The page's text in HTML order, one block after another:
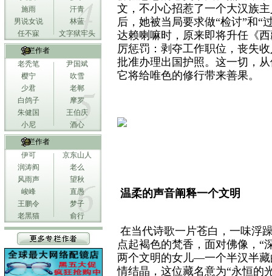
施雨
汗青
男说女说
林蓝
任不寐
文字狱牢头
专栏作者
老秃笔
尹国斌
樱宁
吹雪
少君
老郸
白鸽子
摩罗
朱健国
王伯庆
小尼
酒心
专栏作者
伊可
京东山人
润涛阎
老么
风雨声
望秋
峻峰
直愚
王鹏令
梦子
老黑猫
俞行
文，不小心招惹了一个大汉族
后，她被当局要求做“检讨”和“
达赖喇嘛时，原来即将升任《
厉惩罚：剥夺工作职位，丧失
批准办理出国护照。这一切，
它将给唯色的修行带来善果。
温柔的声音阐释一个文明
在当代诗歌一片苍白，一味浮
点起褐色的梵香，面对佛像，“
两个文明的女儿—一个半汉半
情结晶，这位藏名意为“永恒的